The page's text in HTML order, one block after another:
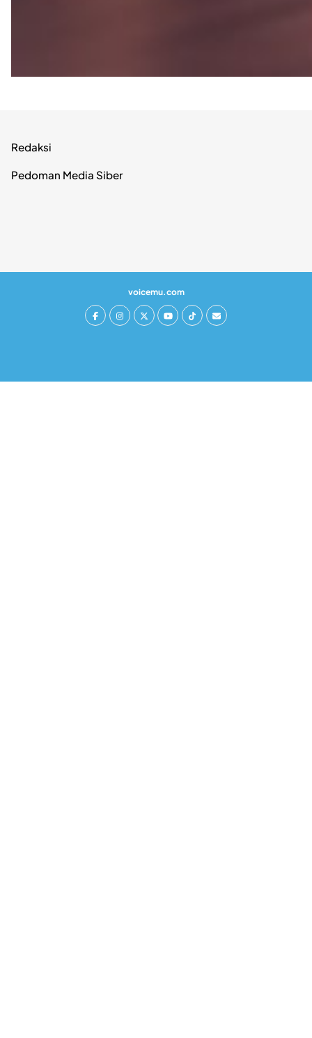
Redaksi
Pedoman Media Siber
voicemu.com